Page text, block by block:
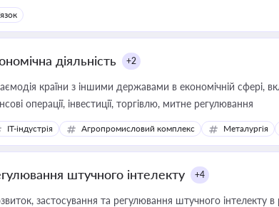
прав споживачів.
діяльність +2
країни з іншими державами в економічній сфері,
операції, інвестиції, торгівлю, митне регулювання
IT-індустрія Агропромисловий комплекс Металургія
штучного інтелекту +4
застосування та регулювання штучного інтелекту